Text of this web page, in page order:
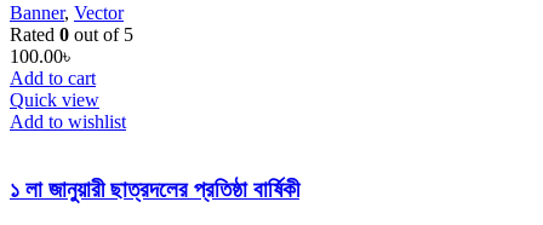
Banner, Vector
Rated 0 out of 5
100.00৳
Add to cart
Quick view
Add to wishlist
১ লা জানুয়ারী ছাত্রদলের প্রতিষ্ঠা বার্ষিকী